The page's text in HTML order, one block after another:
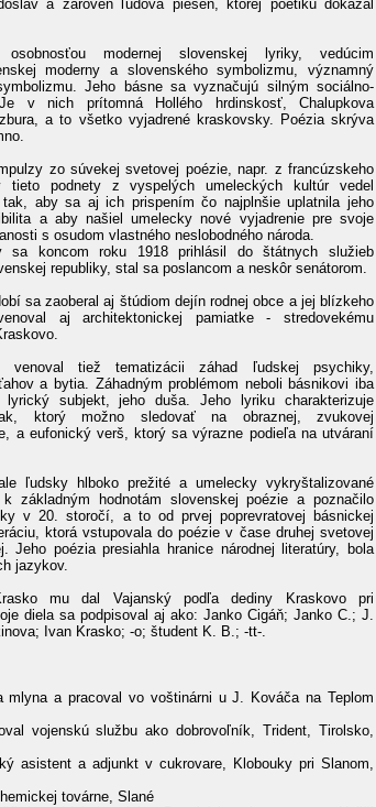
a zároveň ľudová pieseň, ktorej poetiku dokázal
modernej slovenskej lyriky, vedúcim
moderny a slovenského symbolizmu, významný
Jeho básne sa vyznačujú silným sociálno-
v nich prítomná Hollého hrdinskosť, Chalupkova
a to všetko vyjadrené kraskovsky. Poézia skrýva
zo súvekej svetovej poézie, napr. z francúzskeho
tieto podnety z vyspelých umeleckých kultúr vedel
aby sa aj ich prispením čo najplnšie uplatnila jeho
a aby našiel umelecky nové vyjadrenie pre svoje
s osudom vlastného neslobodného národa.
sa koncom roku 1918 prihlásil do štátnych služieb
republiky, stal sa poslancom a neskôr senátorom.
sa zaoberal aj štúdiom dejín rodnej obce a jej blízkeho
aj architektonickej pamiatke - stredovekému
venoval tiež tematizácii záhad ľudskej psychiky,
a bytia. Záhadným problémom neboli básnikovi iba
subjekt, jeho duša. Jeho lyriku charakterizuje
ktorý možno sledovať na obraznej, zvukovej
a eufonický verš, ktorý sa výrazne podieľa na utváraní
ľudsky hlboko prežité a umelecky vykryštalizované
základným hodnotám slovenskej poézie a poznačilo
v 20. storočí, a to od prvej poprevratovej básnickej
ktorá vstupovala do poézie v čase druhej svetovej
Jeho poézia presiahla hranice národnej literatúry, bola
jazykov.
mu dal Vajanský podľa dediny Kraskovo pri
diela sa podpisoval aj ako: Janko Cigáň; Janko C.; J.
Ivan Krasko; -o; študent K. B.; -tt-.
mlyna a pracoval vo voštinárni u J. Kováča na Teplom
vojenskú službu ako dobrovoľník, Trident, Tirolsko,
asistent a adjunkt v cukrovare, Klobouky pri Slanom,
továrne, Slané